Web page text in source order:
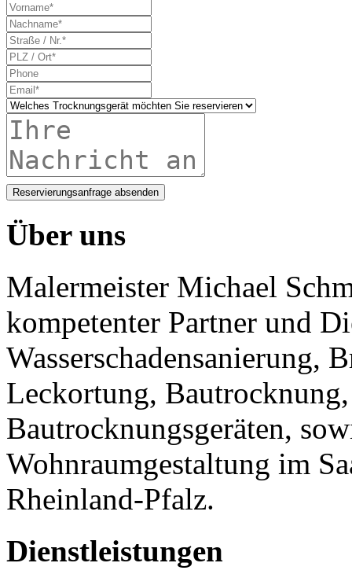
Reservierungsanfrage absenden
Über uns
Malermeister Michael
kompetenter Partner und
Wasserschadensanierung,
Leckortung,
Bautrocknungsgeräten,
Wohnraumgestaltung im
Rheinland-Pfalz.
Dienstleistungen